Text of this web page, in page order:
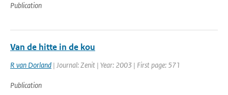
Publication
Van de hitte in de kou
R van Dorland | Journal: Zenit | Year: 2003 | First page: 571
Publication